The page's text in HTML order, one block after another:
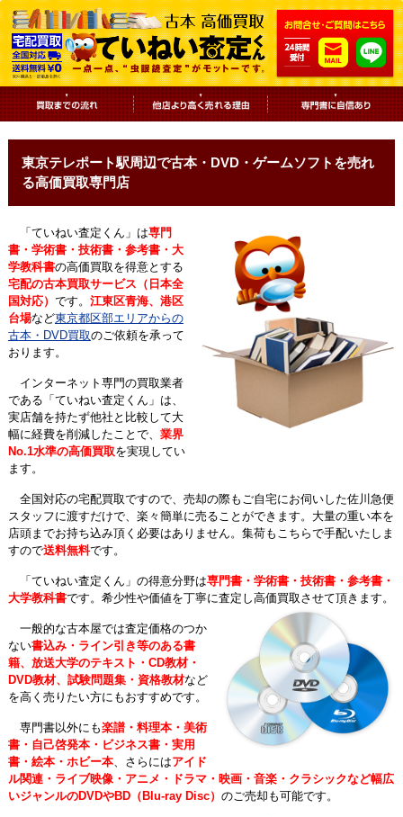
東京テレポート駅周辺で古本・DVD・ゲームソフトを売れ
る高価買取専門店
「ていねい査定くん」は専門
書・学術書・技術書・参考書・大
学教科書の高価買取を得意とする
宅配の古本買取サービス（日本全
国対応） です。 江東区青海、港区
台場など東京都区部エリアからの
古本・DVD買取のご依頼を承って
おります。
インターネット専門の買取業者
である「ていねい査定くん」は、
実店舗を持たず他社と比較して大
幅に経費を削減したことで、 業界
No.1水準の高価買取を実現してい
ます。
全国対応の宅配買取ですので、売却の際もご自宅にお伺いした佐川急便
スタッフに渡すだけで、楽々簡単に売ることができます。大量の重い本を
店頭までお持ち込み頂く必要はありません。集荷もこちらで手配いたしま
すので送料無料です。
「ていねい査定くん」の得意分野は専門書・学術書・技術書・参考書・
大学教科書です。希少性や価値を丁寧に査定し高価買取させて頂きます。
一般的な古本屋では査定価格のつか
ない書込み・ライン引き等のある書
籍、放送大学のテキスト・CD教材・
DVD教材、試験問題集・資格教材など
を高く売りたい方にもおすすめです。
専門書以外にも楽譜・料理本・美術
書・自己啓発本・ビジネス書・実用
書・絵本・ホビー本、さらにはアイド
ル関連・ライブ映像・アニメ・ドラマ・映画・音楽・クラシックなど幅広
いジャンルのDVDやBD（Blu-ray Disc） のご売却も可能です。